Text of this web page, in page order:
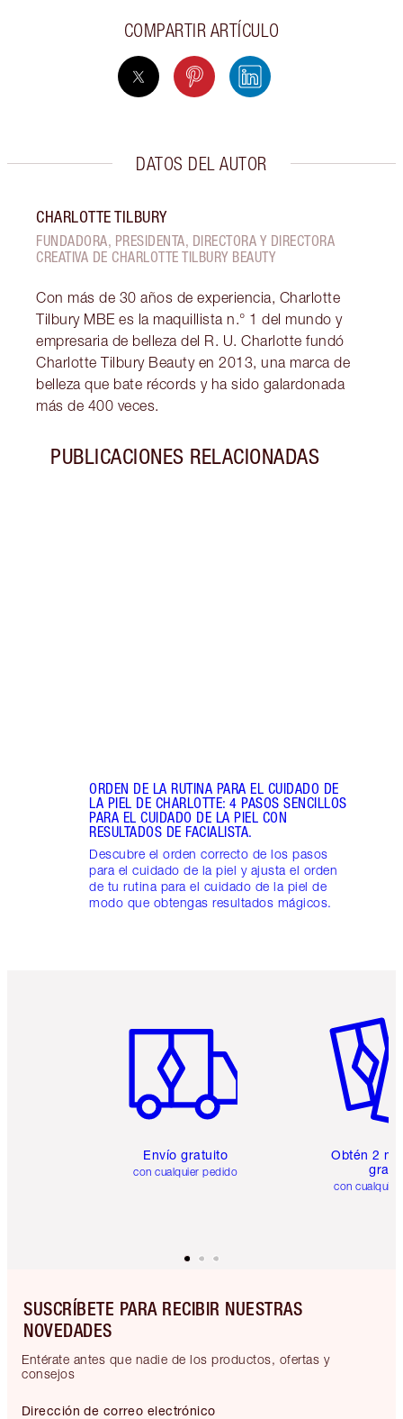
COMPARTIR ARTÍCULO
DATOS DEL AUTOR
CHARLOTTE TILBURY
FUNDADORA, PRESIDENTA, DIRECTORA Y DIRECTORA
CREATIVA DE CHARLOTTE TILBURY BEAUTY
Con más de 30 años de experiencia, Charlotte
Tilbury MBE es la maquillista n.° 1 del mundo y
empresaria de belleza del R. U. Charlotte fundó
Charlotte Tilbury Beauty en 2013, una marca de
belleza que bate récords y ha sido galardonada
más de 400 veces.
PUBLICACIONES RELACIONADAS
ORDEN DE LA RUTINA PARA EL CUIDADO DE
LA PIEL DE CHARLOTTE: 4 PASOS SENCILLOS
PARA EL CUIDADO DE LA PIEL CON
RESULTADOS DE FACIALISTA.
Descubre el orden correcto de los pasos
para el cuidado de la piel y ajusta el orden
de tu rutina para el cuidado de la piel de
modo que obtengas resultados mágicos.
Envío gratuito
con cualquier pedido
Obtén 2
gratis
con
SUSCRÍBETE PARA RECIBIR NUESTRAS
NOVEDADES
Entérate antes que nadie de los productos, ofertas y
consejos
Dirección de correo electrónico